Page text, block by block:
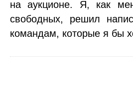
на аукционе. Я, как
свободных, решил
командам, которые я бы